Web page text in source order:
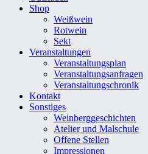
Shop
Weißwein
Rotwein
Sekt
Veranstaltungen
Veranstaltungsplan
Veranstaltungsanfragen
Veranstaltungschronik
Kontakt
Sonstiges
Weinberggeschichten
Atelier und Malschule
Offene Stellen
Impressionen